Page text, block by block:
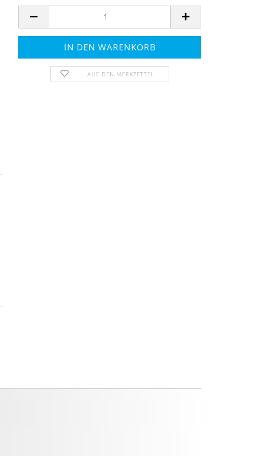
AUF DEN MERKZETTEL